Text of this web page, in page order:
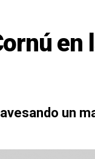
en
un